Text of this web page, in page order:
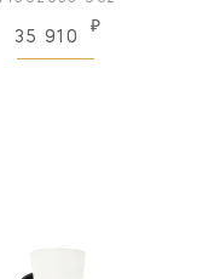
35 910
₽